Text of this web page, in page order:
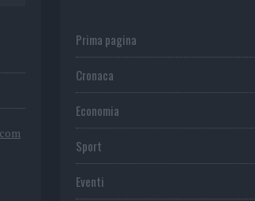
Prima pagina
Cronaca
Economia
Sport
Eventi